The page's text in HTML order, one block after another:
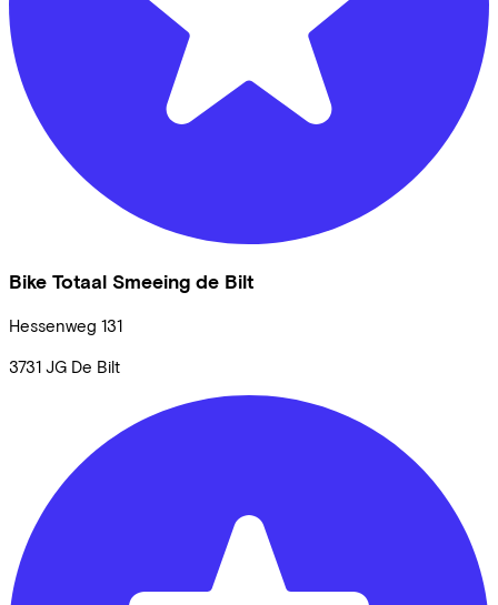
Bike Totaal Smeeing de Bilt
Hessenweg 131
3731 JG De Bilt